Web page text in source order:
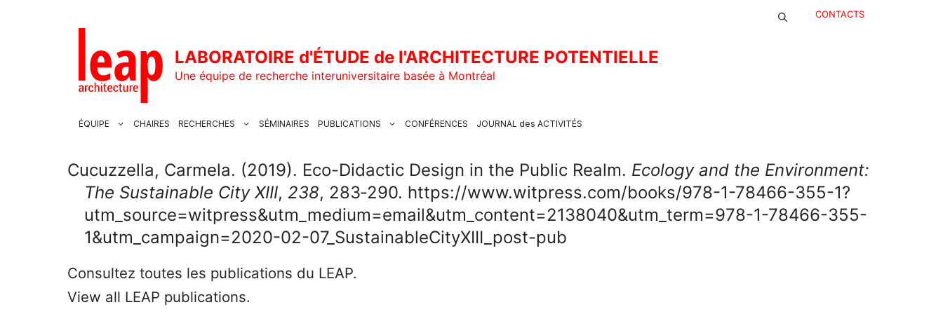
CONTACTS
LABORATOIRE d'ÉTUDE de l'ARCHITECTURE POTENTIELLE
Une équipe de recherche interuniversitaire basée à Montréal
ÉQUIPE CHAIRES RECHERCHES SÉMINAIRES PUBLICATIONS CONFÉRENCES JOURNAL des ACTIVITÉS
Cucuzzella, Carmela. (2019). Eco-Didactic Design in the Public Realm. Ecology and the Environment:
The Sustainable City XIII, 238, 283‑290. https://www.witpress.com/books/978-1-78466-355-1?
utm_source=witpress&utm_medium=email&utm_content=2138040&utm_term=978-1-78466-355-
1&utm_campaign=2020-02-07_SustainableCityXIII_post-pub
Consultez toutes les publications du LEAP.
View all LEAP publications.